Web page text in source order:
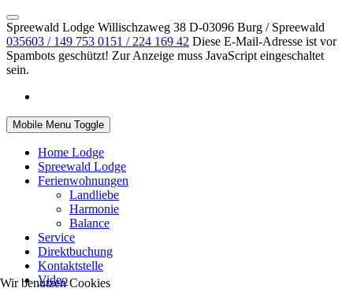
Spreewald Lodge Willischzaweg 38 D-03096 Burg / Spreewald
035603 / 149 753 0151 / 224 169 42 Diese E-Mail-Adresse ist vor
Spambots geschützt! Zur Anzeige muss JavaScript eingeschaltet
sein.
Mobile Menu Toggle
Home Lodge
Spreewald Lodge
Ferienwohnungen
Landliebe
Harmonie
Balance
Service
Direktbuchung
Kontaktstelle
Video
Wir benutzen Cookies